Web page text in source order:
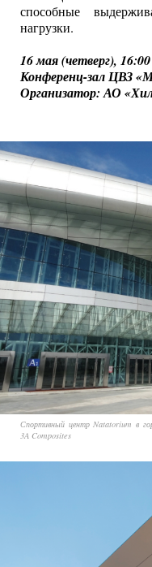
способные
нагрузки.
16 мая (четверг),
Конференц-зал ЦВЗ
Организатор: АО
Спортивный центр Natatorium в
3A Composites